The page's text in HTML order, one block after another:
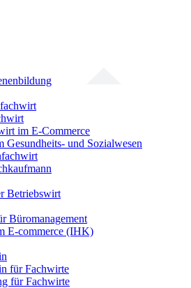
im E-Commerce
Gesundheits- und Sozialwesen
Betriebswirt
Büromanagement
E-commerce (IHK)
für Fachwirte
für Fachwirte